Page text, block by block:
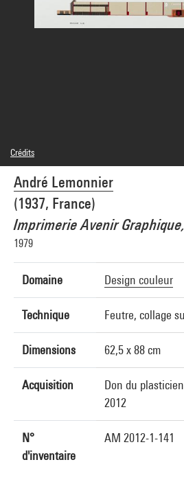
André Lemonnier
(1937, France)
Imprimerie Avenir
1979
Domaine Design couleur
Technique Feutre, collage
Dimensions 62,5 x 88 cm
Acquisition
Don du
2012
N°
d'inventaire
AM 2012-1-141
Crédits
© Adagp, Paris
Crédit photographique : Centre Pompidou,
GrandPalaisRmn
Réf. image : 4N42362